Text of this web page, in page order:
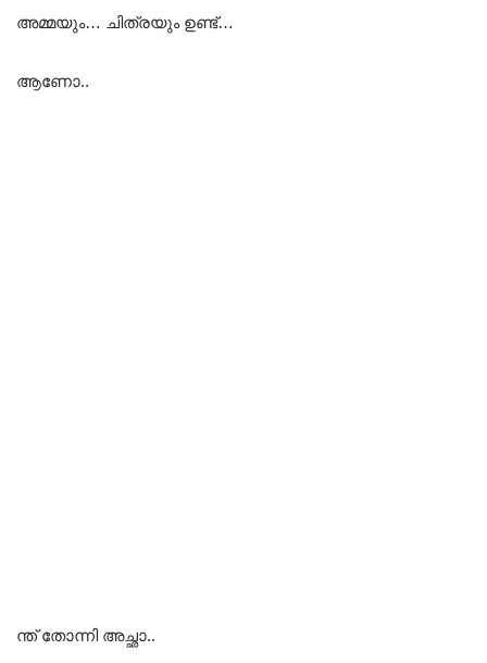
അമ്മയും… ചിത്രയും ഉണ്ട്…
ആണോ..
ന്ത് തോന്നി അച്ഛാ..